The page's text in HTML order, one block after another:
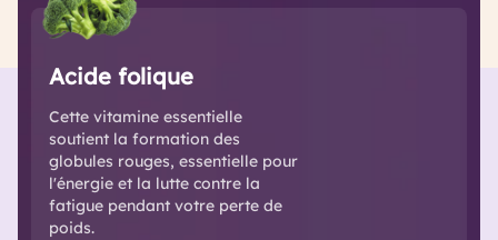
Acide folique
Cette vitamine essentielle
soutient la formation des
globules rouges, essentielle pour
l'énergie et la lutte contre la
fatigue pendant votre perte de
poids.